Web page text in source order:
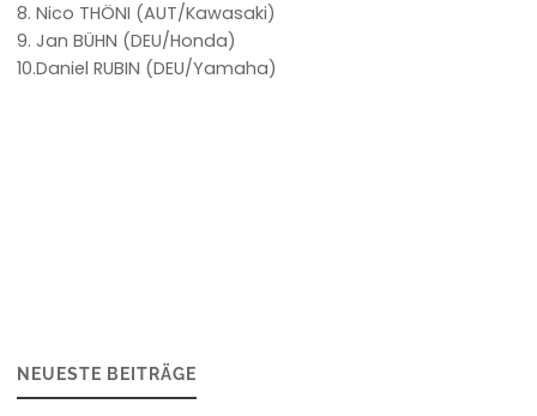
8. Nico THÖNI (AUT/Kawasaki)
9. Jan BÜHN (DEU/Honda)
10.Daniel RUBIN (DEU/Yamaha)
NEUESTE BEITRÄGE